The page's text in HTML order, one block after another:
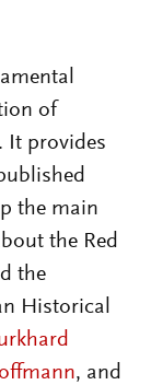
of
It provides
the main
the Red
the
Historical
, and